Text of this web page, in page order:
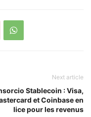
Next article
Stablecoin : Visa,
et Coinbase en
lice pour les revenus